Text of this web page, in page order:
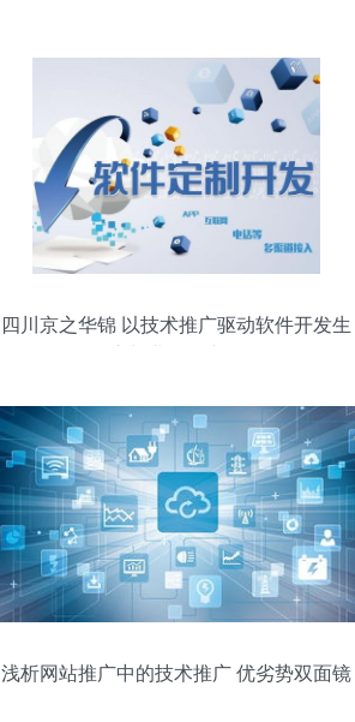
四川京之华锦 以技术推广驱动软件开发生
浅析网站推广中的技术推广 优劣势双面镜